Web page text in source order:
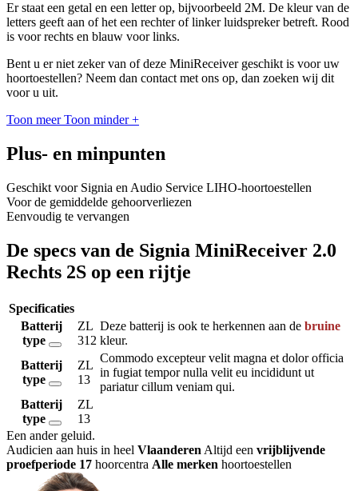
Er staat een getal en een letter op, bijvoorbeeld 2M. De kleur van de
letters geeft aan of het een rechter of linker luidspreker betreft. Rood
is voor rechts en blauw voor links.
Bent u er niet zeker van of deze MiniReceiver geschikt is voor uw
hoortoestellen? Neem dan contact met ons op, dan zoeken wij dit
voor u uit.
Toon meer Toon minder +
Plus- en minpunten
Geschikt voor Signia en Audio Service LIHO-hoortoestellen
Voor de gemiddelde gehoorverliezen
Eenvoudig te vervangen
De specs van de Signia MiniReceiver 2.0
Rechts 2S op een rijtje
Specificaties
Batterij
type
ZL
312
Deze batterij is ook te herkennen aan de bruine
kleur.
Batterij
type
ZL
13
Commodo excepteur velit magna et dolor officia
in fugiat tempor nulla velit eu incididunt ut
pariatur cillum veniam qui.
Batterij
type
ZL
13
Een ander geluid.
Audicien aan huis in heel Vlaanderen Altijd een vrijblijvende
proefperiode 17 hoorcentra Alle merken hoortoestellen